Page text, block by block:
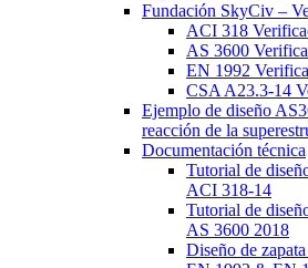
Fundación SkyCiv –
ACI 318
AS 3600
EN 1992
CSA A23.3-14
Ejemplo de diseño
reacción de la
Documentación técnica
Tutorial de
ACI 318-14
Tutorial de
AS 3600 2018
Diseño de